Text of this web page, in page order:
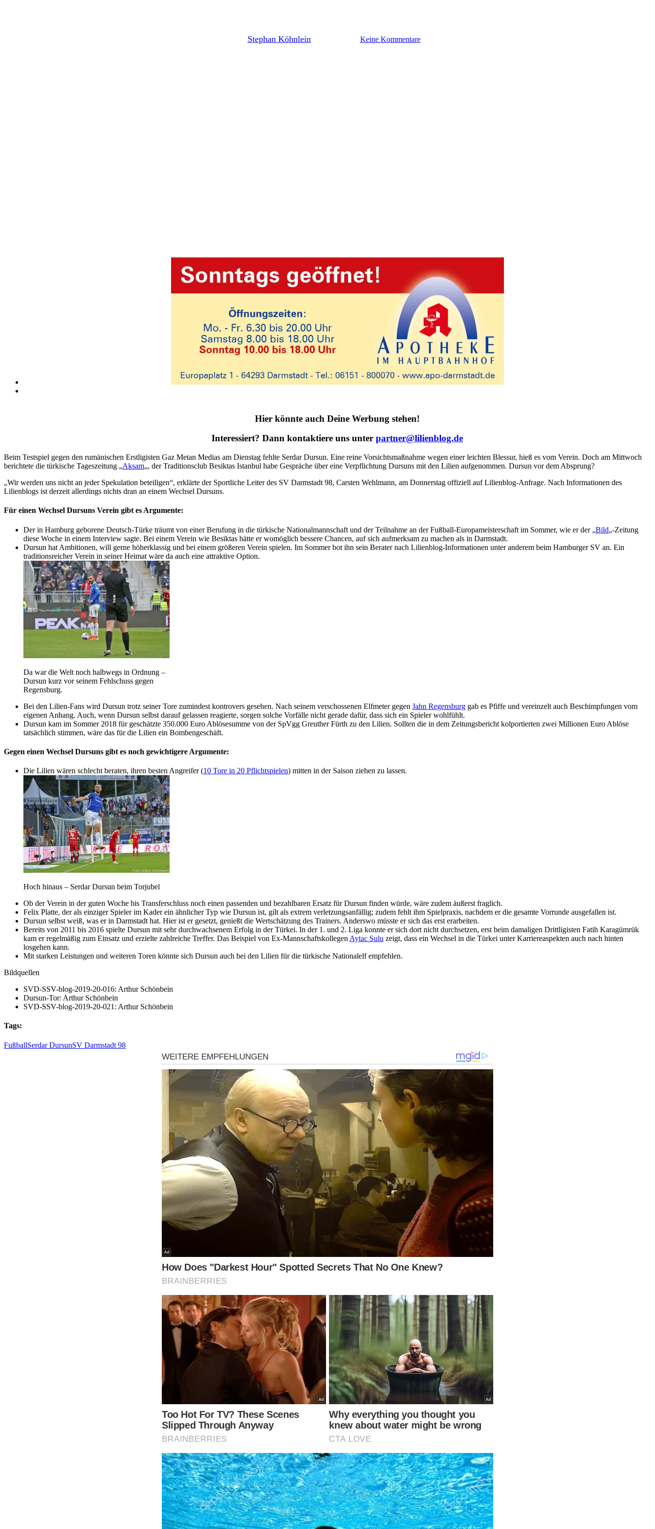
Stephan Köhnlein Keine Kommentare
Hier könnte auch Deine Werbung stehen!
Interessiert? Dann kontaktiere uns unter partner@lilienblog.de
Beim Testspiel gegen den rumänischen Erstligisten Gaz Metan Medias am Dienstag fehlte Serdar Dursun. Eine reine Vorsichtsmaßnahme wegen einer leichten Blessur, hieß es vom Verein. Doch am Mittwoch
berichtete die türkische Tageszeitung „Aksam„, der Traditionsclub Besiktas Istanbul habe Gespräche über eine Verpflichtung Dursuns mit den Lilien aufgenommen. Dursun vor dem Absprung?
„Wir werden uns nicht an jeder Spekulation beteiligen“, erklärte der Sportliche Leiter des SV Darmstadt 98, Carsten Wehlmann, am Donnerstag offiziell auf Lilienblog-Anfrage. Nach Informationen des
Lilienblogs ist derzeit allerdings nichts dran an einem Wechsel Dursuns.
Für einen Wechsel Dursuns Verein gibt es Argumente:
Der in Hamburg geborene Deutsch-Türke träumt von einer Berufung in die türkische Nationalmannschaft und der Teilnahme an der Fußball-Europameisterschaft im Sommer, wie er der „Bild„-Zeitung
diese Woche in einem Interview sagte. Bei einem Verein wie Besiktas hätte er womöglich bessere Chancen, auf sich aufmerksam zu machen als in Darmstadt.
Dursun hat Ambitionen, will gerne höherklassig und bei einem größeren Verein spielen. Im Sommer bot ihn sein Berater nach Lilienblog-Informationen unter anderem beim Hamburger SV an. Ein
traditionsreicher Verein in seiner Heimat wäre da auch eine attraktive Option.
Da war die Welt noch halbwegs in Ordnung –
Dursun kurz vor seinem Fehlschuss gegen
Regensburg.
Bei den Lilien-Fans wird Dursun trotz seiner Tore zumindest kontrovers gesehen. Nach seinem verschossenen Elfmeter gegen Jahn Regensburg gab es Pfiffe und vereinzelt auch Beschimpfungen vom
eigenen Anhang. Auch, wenn Dursun selbst darauf gelassen reagierte, sorgen solche Vorfälle nicht gerade dafür, dass sich ein Spieler wohlfühlt.
Dursun kam im Sommer 2018 für geschätzte 350.000 Euro Ablösesumme von der SpVgg Greuther Fürth zu den Lilien. Sollten die in dem Zeitungsbericht kolportierten zwei Millionen Euro Ablöse
tatsächlich stimmen, wäre das für die Lilien ein Bombengeschäft.
Gegen einen Wechsel Dursuns gibt es noch gewichtigere Argumente:
Die Lilien wären schlecht beraten, ihren besten Angreifer (10 Tore in 20 Pflichtspielen) mitten in der Saison ziehen zu lassen.
Hoch hinaus – Serdar Dursun beim Torjubel
Ob der Verein in der guten Woche bis Transferschluss noch einen passenden und bezahlbaren Ersatz für Dursun finden würde, wäre zudem äußerst fraglich.
Felix Platte, der als einziger Spieler im Kader ein ähnlicher Typ wie Dursun ist, gilt als extrem verletzungsanfällig; zudem fehlt ihm Spielpraxis, nachdem er die gesamte Vorrunde ausgefallen ist.
Dursun selbst weiß, was er in Darmstadt hat. Hier ist er gesetzt, genießt die Wertschätzung des Trainers. Anderswo müsste er sich das erst erarbeiten.
Bereits von 2011 bis 2016 spielte Dursun mit sehr durchwachsenem Erfolg in der Türkei. In der 1. und 2. Liga konnte er sich dort nicht durchsetzen, erst beim damaligen Drittligisten Fatih Karagümrük
kam er regelmäßig zum Einsatz und erzielte zahlreiche Treffer. Das Beispiel von Ex-Mannschaftskollegen Aytac Sulu zeigt, dass ein Wechsel in die Türkei unter Karriereaspekten auch nach hinten
losgehen kann.
Mit starken Leistungen und weiteren Toren könnte sich Dursun auch bei den Lilien für die türkische Nationalelf empfehlen.
Bildquellen
SVD-SSV-blog-2019-20-016: Arthur Schönbein
Dursun-Tor: Arthur Schönbein
SVD-SSV-blog-2019-20-021: Arthur Schönbein
Tags:
FußballSerdar DursunSV Darmstadt 98